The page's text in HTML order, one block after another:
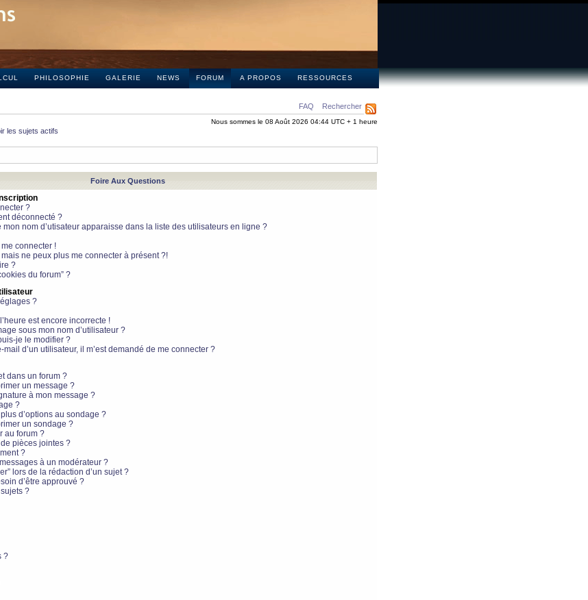
PHILOSOPHIE GALERIE NEWS FORUM A PROPOS RESSOURCES
FAQ Rechercher
Nous sommes le 08 Août 2026 04:44 UTC + 1 heure
les sujets actifs
Foire Aux Questions
?
déconnecté ?
nom d’utisateur apparaisse dans la liste des utilisateurs en ligne ?
connecter !
ne peux plus me connecter à présent ?!
?
du forum” ?
?
est encore incorrecte !
sous mon nom d’utilisateur ?
je le modifier ?
d’un utilisateur, il m’est demandé de me connecter ?
dans un forum ?
un message ?
à mon message ?
?
d’options au sondage ?
un sondage ?
au forum ?
pièces jointes ?
?
à un modérateur ?
lors de la rédaction d’un sujet ?
d’être approuvé ?
?
?